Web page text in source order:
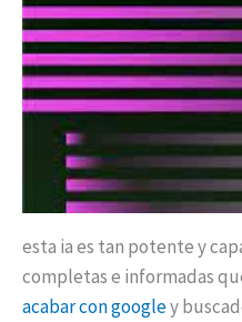
esta ia es tan potente y
completas e informadas
acabar con googley